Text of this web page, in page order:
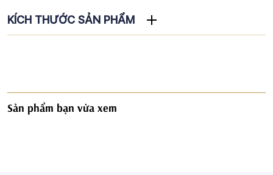
KÍCH THƯỚC SẢN PHẨM
Sản phẩm bạn vừa xem